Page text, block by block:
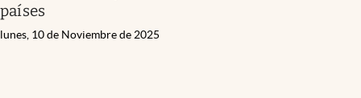
países
lunes, 10 de Noviembre de 2025